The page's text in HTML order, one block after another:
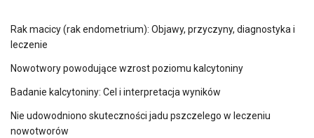
Rak macicy (rak endometrium): Objawy, przyczyny, diagnostyka i
leczenie
Nowotwory powodujące wzrost poziomu kalcytoniny
Badanie kalcytoniny: Cel i interpretacja wyników
Nie udowodniono skuteczności jadu pszczelego w leczeniu
nowotworów